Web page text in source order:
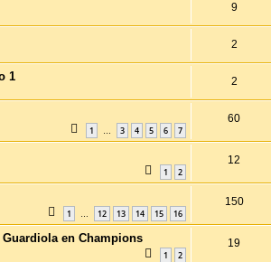
9
2
1 2
1 … 3 4 5 6 7
60
1 2
12
1 12 13 14 15 16
150
en Champions
1 2
19